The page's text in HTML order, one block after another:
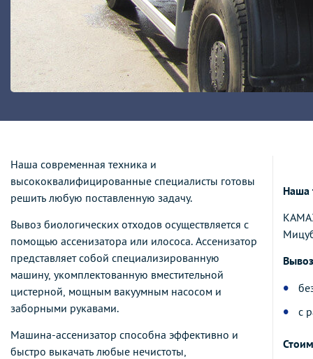
Наша современная техника и
высококвалифицированные специалисты готовы
решить любую поставленную задачу.
Вывоз биологических отходов осуществляется с
помощью ассенизатора или илососа. Ассенизатор
представляет собой специализированную
машину, укомплектованную вместительной
цистерной, мощным вакуумным насосом и
заборными рукавами.
Машина-ассенизатор способна эффективно и
быстро выкачать любые нечистоты,
Наша
с